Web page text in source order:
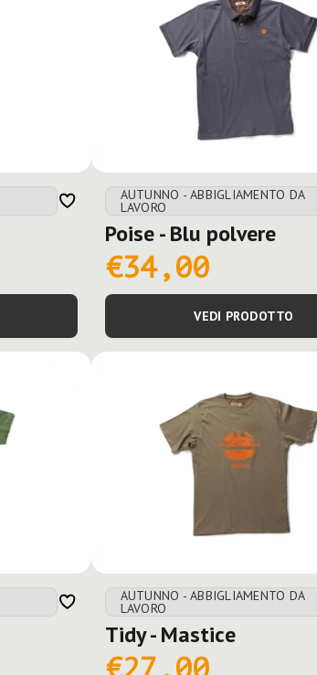
AUTUNNO - ABBIGLIAMENTO DA
LAVORO
Poise - Blu polvere
€34,00
VEDI PRODOTTO
AUTUNNO - ABBIGLIAMENTO DA
LAVORO
Tidy - Mastice